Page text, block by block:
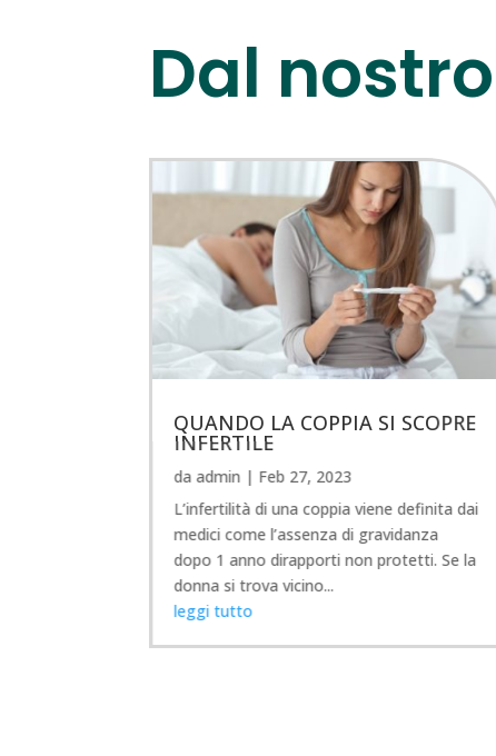
Dal
QUANDO LA COPPIA SI SCOPRE
INFERTILE
daadmin | Feb 27, 2023
L’infertilità di una coppia viene definita dai
medici come l’assenza di gravidanza
dopo 1 anno dirapporti non protetti. Se la
donna si trova vicino...
leggi tutto